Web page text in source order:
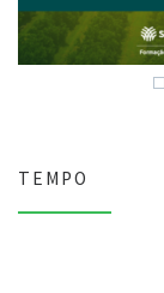
TEMPO